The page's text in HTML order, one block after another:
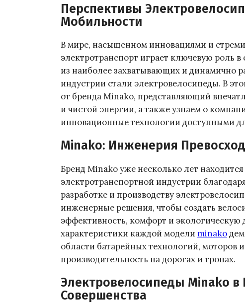
Перспективы
Мобильности
В мире, насыщенном инновациями и
электротранспорт играет ключевую роль
из наиболее захватывающих и динамично
индустрии стали электровелосипеды. В
от бренда Minako, представляющий
и чистой энергии, а также узнаем о
инновационные технологии доступными
Minako: Инженерия
Бренд Minako уже несколько лет
электротранспортной индустрии
разработке и производству
инженерные решения, чтобы создать
эффективность, комфорт и экологическую
характеристики каждой модели minako
области батарейных технологий, моторов
производительность на дорогах и тропах.
Электровелосипеды Minako
Совершенства